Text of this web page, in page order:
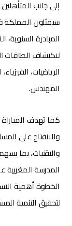
إلى جانب المتأهلين
سيمثلون المملكة
لاكتشاف الطاقات
الرياضيات،
المهندس.
كما تهدف
والانفتاح على
والتقنيات، بما
المدرسة
الخطوة أهمية
لتحقيق التنمية